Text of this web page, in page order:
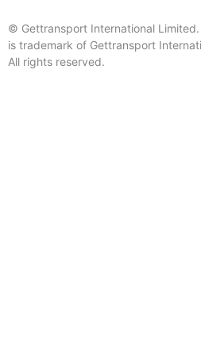
© Gettransport International
is trademark of Gettransport
All rights reserved.